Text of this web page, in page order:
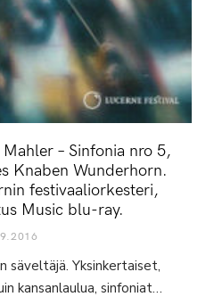
– Sinfonia nro 5,
Knaben Wunderhorn.
festivaaliorkesteri,
Music blu-ray.
säveltäjä. Yksinkertaiset,
kansanlaulua, sinfoniat…